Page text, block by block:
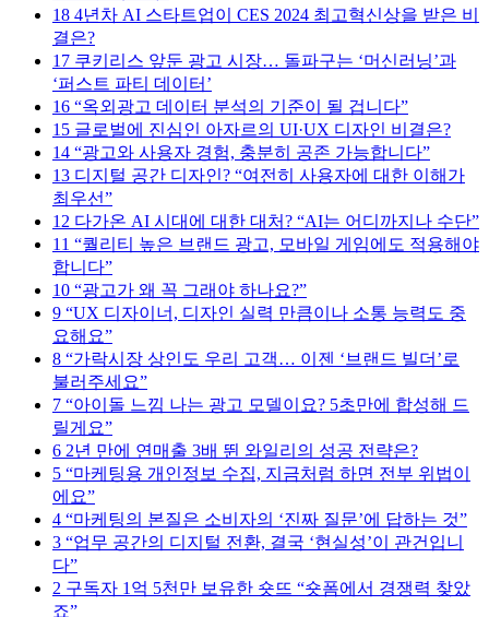
18 4년차 AI 스타트업이 CES 2024 최고혁신상을 받은 비
결은?
17 쿠키리스 앞둔 광고 시장… 돌파구는 ‘머신러닝’과
‘퍼스트 파티 데이터’
16 “옥외광고 데이터 분석의 기준이 될 겁니다”
15 글로벌에 진심인 아자르의 UI·UX 디자인 비결은?
14 “광고와 사용자 경험, 충분히 공존 가능합니다”
13 디지털 공간 디자인? “여전히 사용자에 대한 이해가
최우선”
12 다가온 AI 시대에 대한 대처? “AI는 어디까지나 수단”
11 “퀄리티 높은 브랜드 광고, 모바일 게임에도 적용해야
합니다”
10 “광고가 왜 꼭 그래야 하나요?”
9 “UX 디자이너, 디자인 실력 만큼이나 소통 능력도 중
요해요”
8 “가락시장 상인도 우리 고객… 이젠 ‘브랜드 빌더’로
불러주세요”
7 “아이돌 느낌 나는 광고 모델이요? 5초만에 합성해 드
릴게요”
6 2년 만에 연매출 3배 뛴 와일리의 성공 전략은?
5 “마케팅용 개인정보 수집, 지금처럼 하면 전부 위법이
에요”
4 “마케팅의 본질은 소비자의 ‘진짜 질문’에 답하는 것”
3 “업무 공간의 디지털 전환, 결국 ‘현실성’이 관건입니
다”
2 구독자 1억 5천만 보유한 숏뜨 “숏폼에서 경쟁력 찾았
죠”